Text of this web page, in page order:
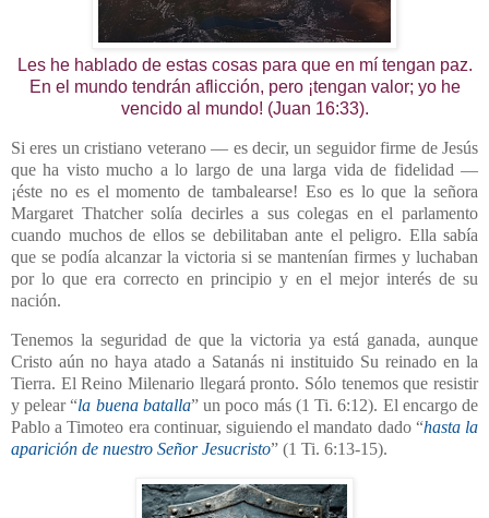
Les he hablado de estas cosas para que en mí tengan paz.
En el mundo tendrán aflicción, pero ¡tengan valor; yo he
vencido al mundo! (Juan 16:33).
Si eres un cristiano veterano — es decir, un seguidor firme de Jesús
que ha visto mucho a lo largo de una larga vida de fidelidad —
¡éste no es el momento de tambalearse! Eso es lo que la señora
Margaret Thatcher solía decirles a sus colegas en el parlamento
cuando muchos de ellos se debilitaban ante el peligro. Ella sabía
que se podía alcanzar la victoria si se mantenían firmes y luchaban
por lo que era correcto en principio y en el mejor interés de su
nación.
Tenemos la seguridad de que la victoria ya está ganada, aunque
Cristo aún no haya atado a Satanás ni instituido Su reinado en la
Tierra. El Reino Milenario llegará pronto. Sólo tenemos que resistir
y pelear “la buena batalla” un poco más (1 Ti. 6:12). El encargo de
Pablo a Timoteo era continuar, siguiendo el mandato dado “hasta la
aparición de nuestro Señor Jesucristo” (1 Ti. 6:13-15).